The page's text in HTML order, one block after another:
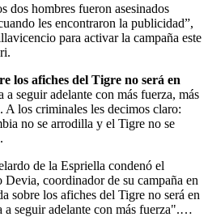
dos hombres fueron asesinados
les encontraron la publicidad”,
para activar la campaña este
los afiches del Tigre no será en
seguir adelante con más fuerza, más
A los criminales les decimos claro:
no se arrodilla y el Tigre no se
de la Espriella condenó el
coordinador de su campaña en
sobre los afiches del Tigre no será en
a seguir adelante con más fuerza".…